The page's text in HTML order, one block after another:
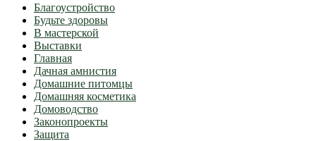
Благоустройство
Будьте здоровы
В мастерской
Выставки
Главная
Дачная амнистия
Домашние питомцы
Домашняя косметика
Домоводство
Законопроекты
Защита